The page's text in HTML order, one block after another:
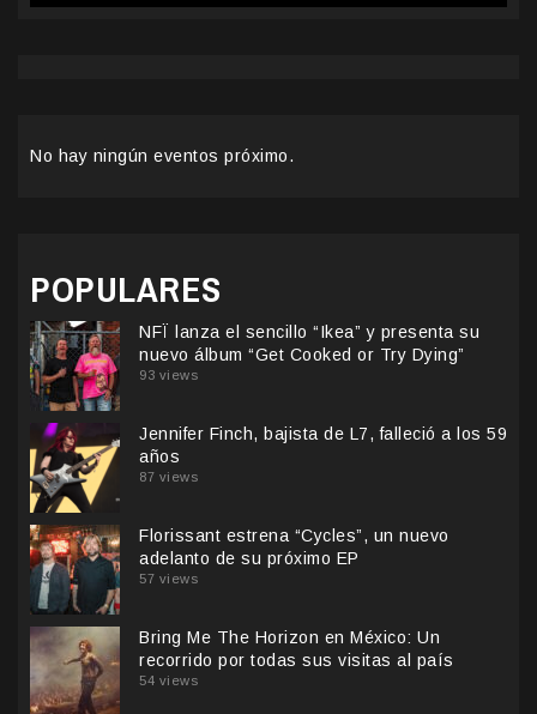
No hay ningún eventos próximo.
POPULARES
NFÏ lanza el sencillo “Ikea” y presenta su
nuevo álbum “Get Cooked or Try Dying”
93 views
Jennifer Finch, bajista de L7, falleció a los 59
años
87 views
Florissant estrena “Cycles”, un nuevo
adelanto de su próximo EP
57 views
Bring Me The Horizon en México: Un
recorrido por todas sus visitas al país
54 views